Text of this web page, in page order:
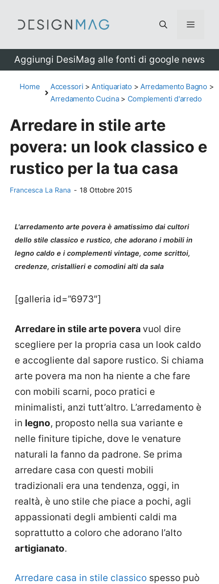
Menu
Aggiungi DesiMag alle fonti di google news
Home Accessori >Antiquariato > Arredamento Bagno >
Arredamento Cucina> Complementi d'arredo
Arredare in stile arte
povera: un look classico e
rustico per la tua casa
Francesca La Rana - 18 Ottobre 2015
L'arredamento arte povera è amatissimo dai cultori
dello stile classico e rustico, che adorano i mobili in
legno caldo e i complementi vintage, come scrittoi,
credenze, cristallieri e comodini alti da sala
[galleria id=”6973″]
Arredare in stile arte povera vuol dire
scegliere per la propria casa un look caldo
e accogliente dal sapore rustico. Si chiama
arte povera ma non ha niente a che fare
con mobili scarni, poco pratici e
minimalisti, anzi tutt’altro. L’arredamento è
in legno, proposto nella sua variante e
nelle finiture tipiche, dove le venature
naturali la fanno da padrone. Se prima
arredare casa con questi mobili
tradizionali era una tendenza, oggi, in
realtà, è uno stile che piace a pochi, agli
appassionati degli ambienti caldi ma
soprattutto a coloro che adorano l’alto
artigianato.
Arredare casa in stile classico spesso può